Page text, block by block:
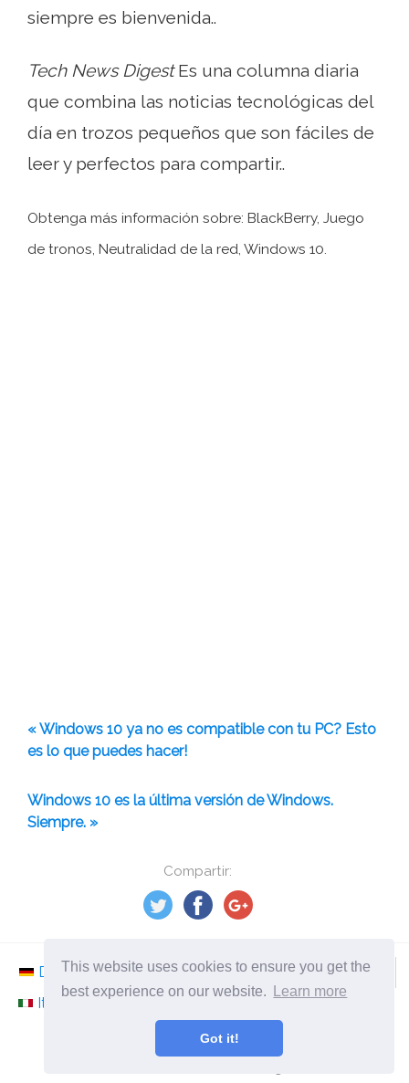
This website uses cookies to ensure you get the
best experience on our website.
Learn more
Got it!
Compartir:
siempre es bienvenida..
Tech News DigestEs una columna diaria
que combina las noticias tecnológicas del
día en trozos pequeños que son fáciles de
leer y perfectos para compartir..
Obtenga más información sobre: ​​BlackBerry, Juego
de tronos, Neutralidad de la red, Windows 10.
« Windows 10 ya no es compatible con tu PC? Esto
es lo que puedes hacer!
Windows 10 es la última versión de Windows.
Siempre. »
Deutsch Nederlands Svenska
Norsk
Italiano
Español Românesc
es.ephesossoftware.com